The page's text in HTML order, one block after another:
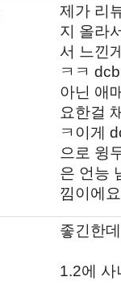
제가 리
지 올라
서 느낀
ㅋㅋ
아닌 애
요한걸
ㅋ이게
으로 윙
은 언능
낌이에
좋긴한
1.2에 사